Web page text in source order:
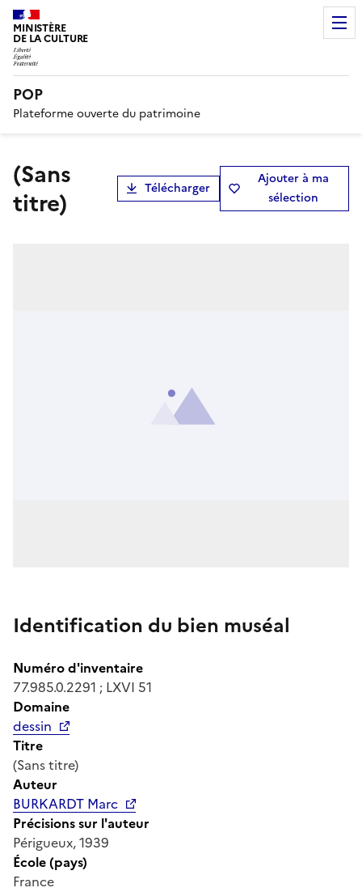
MINISTÈRE
DE LA CULTURE
POP
Plateforme ouverte du patrimoine
(Sans
titre)
Télécharger
Ajouter à ma
sélection
Identification du bien muséal
Numéro d'inventaire
77.985.0.2291 ; LXVI 51
Domaine
dessin
Titre
(Sans titre)
Auteur
BURKARDT Marc
Précisions sur l'auteur
Périgueux, 1939
École (pays)
France